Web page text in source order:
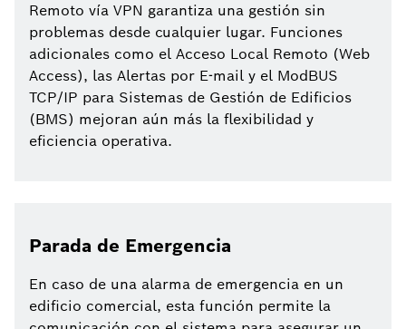
Remoto vía VPN garantiza una gestión sin
problemas desde cualquier lugar. Funciones
adicionales como el Acceso Local Remoto (Web
Access), las Alertas por E-mail y el ModBUS
TCP/IP para Sistemas de Gestión de Edificios
(BMS) mejoran aún más la flexibilidad y
eficiencia operativa.
Parada de Emergencia
En caso de una alarma de emergencia en un
edificio comercial, esta función permite la